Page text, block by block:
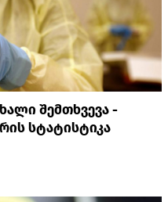
შემთხვევა -
სტატისტიკა